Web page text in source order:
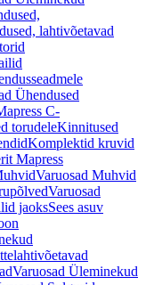
lahtivõetavad
Ühendused
C-
torudeleKinnitused
Komplektid kruvid
Mapress
Varuosad Muhvid
Varuosad
jaoksSees asuv
Varuosad Üleminekud